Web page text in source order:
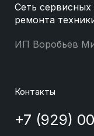
Сеть сервисных
ремонта
ИП Воробьев
Контакты
+7 (929)